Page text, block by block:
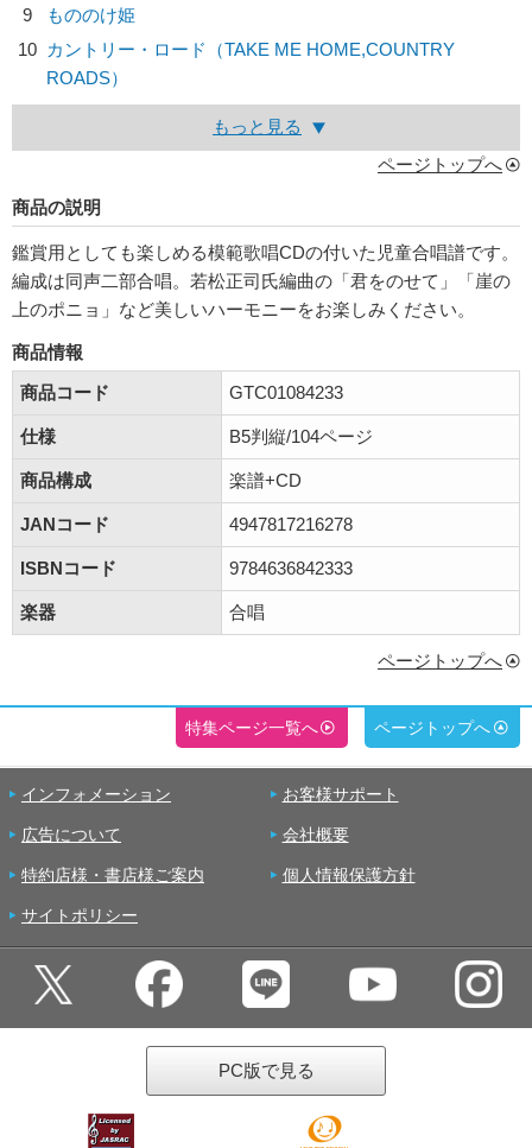
9
もののけ姫
10 カントリー・ロード（TAKE ME HOME,COUNTRY
ROADS）
もっと見る
ページトップへ
商品の説明
鑑賞用としても楽しめる模範歌唱CDの付いた児童合唱譜です。
編成は同声二部合唱。若松正司氏編曲の「君をのせて」「崖の
上のポニョ」など美しいハーモニーをお楽しみください。
商品情報
商品コード
GTC01084233
仕様 B5判縦/104ページ
商品構成 楽譜+CD
JANコード 4947817216278
ISBNコード 9784636842333
楽器 合唱
ページトップへ
特集ページ一覧へ ページトップへ
インフォメーション お客様サポート
広告について 会社概要
特約店様・書店様ご案内 個人情報保護方針
サイトポリシー
PC版で見る